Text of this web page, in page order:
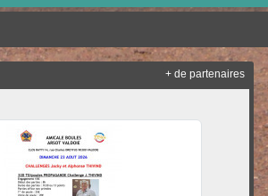
+ de partenaires